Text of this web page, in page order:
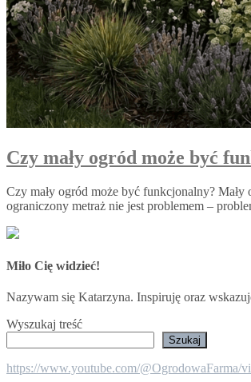
Czy mały ogród może być
Czy mały ogród może być funkcjonalny?
ograniczony metraż nie jest problemem –
Miło Cię widzieć!
Nazywam się Katarzyna. Inspiruję oraz
Wyszukaj treść
Szukaj
https://www.youtube.com/@OgrodowaFarma/